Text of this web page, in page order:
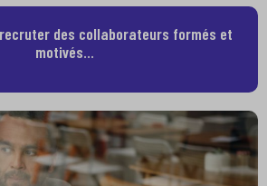
des collaborateurs formés et
motivés…